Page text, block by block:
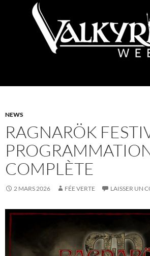
NEWS
RAGNARÖK
COMPLÈTE
2 MARS 2026 FÉE VERTE LAISSER UN